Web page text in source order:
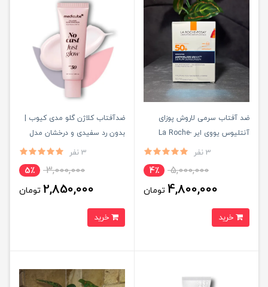
ضد آفتاب سرمی لاروش پوزای
آنتلیوس یووی ایر La Roche-
Posay SPF50+ | بدون سفیدک و3 نفر
5,000,000 4٪
4,800,000 تومان
ضدآفتاب کلاژن گلو مدی کیوب |
بدون رد سفیدی و درخشان مدل
No Cast Just Glow
3 نفر
3,000,000 5٪
2,850,000 تومان